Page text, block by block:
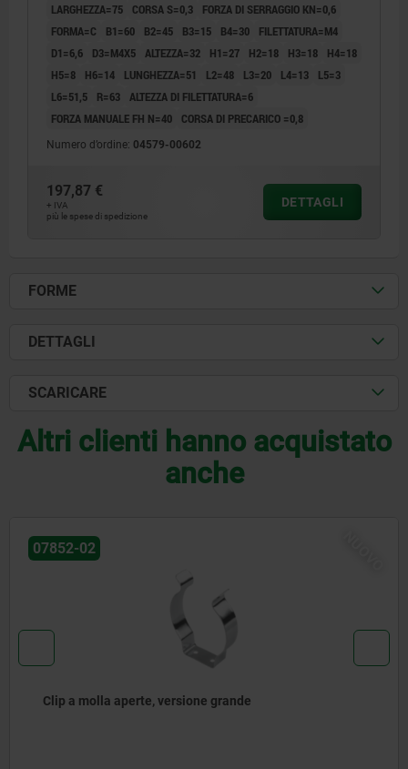
LARGHEZZA=75 CORSA S=0,3
FORZA DI SERRAGGIO KN=0,6
FORMA=C
B1=60 B2=45 B3=15 B4=30
FILETTATURA=M4
D1=6,6
D3=M4X5 ALTEZZA=32 H1=27 H2=18 H3=18
H4=18
H5=8
H6=14 LUNGHEZZA=51 L2=48 L3=20 L4=13
L5=3
L6=51,5
R=63 ALTEZZA DI FILETTATURA=6
FORZA MANUALE FH N=40
CORSA DI PRECARICO =0,8
Numero d’ordine: 04579-00602
197,87 €
+ IVA
più le spese di spedizione
DETTAGLI
FORME
DETTAGLI
SCARICARE
Altri clienti hanno acquistato
anche
07852-02
Clip a molla aperte, versione grande